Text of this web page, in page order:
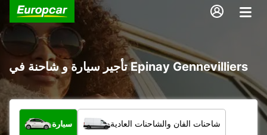
تأجير سيارة و شاحنة في Epinay Gennevilliers
ما نوع المركبة؟
سيارة شاحنات الفان والشاحنات العادية